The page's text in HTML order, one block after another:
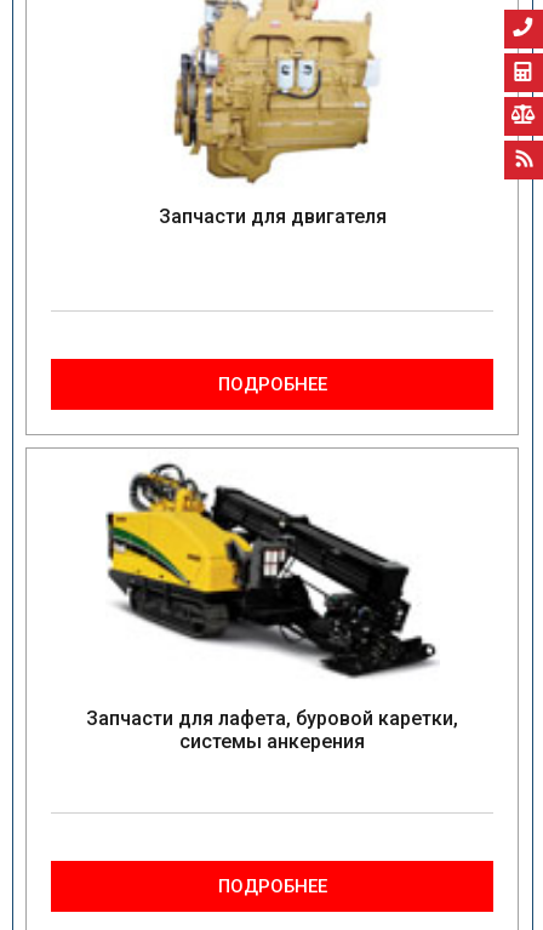
Запчасти для двигателя
ПОДРОБНЕЕ
Запчасти для лафета, буровой каретки,
системы анкерения
ПОДРОБНЕЕ